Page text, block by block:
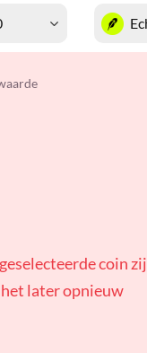
coin
later opnieuw